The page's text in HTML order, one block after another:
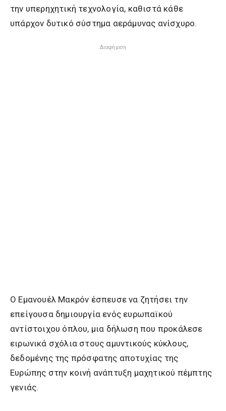
την υπερηχητική τεχνολογία, καθιστά κάθε
υπάρχον δυτικό σύστημα αεράμυνας ανίσχυρο.
Διαφήμιση
Ο Εμανουέλ Μακρόν έσπευσε να ζητήσει την
επείγουσα δημιουργία ενός ευρωπαϊκού
αντίστοιχου όπλου, μια δήλωση που προκάλεσε
ειρωνικά σχόλια στους αμυντικούς κύκλους,
δεδομένης της πρόσφατης αποτυχίας της
Ευρώπης στην κοινή ανάπτυξη μαχητικού πέμπτης
γενιάς.